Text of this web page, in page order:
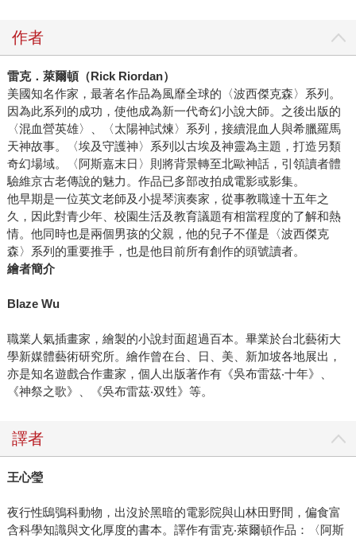
作者
雷克．萊爾頓（Rick Riordan）
美國知名作家，最著名作品為風靡全球的〈波西傑克森〉系列。
因為此系列的成功，使他成為新一代奇幻小說大師。之後出版的
〈混血營英雄〉、〈太陽神試煉〉系列，接續混血人與希臘羅馬
天神故事。〈埃及守護神〉系列以古埃及神靈為主題，打造另類
奇幻場域。〈阿斯嘉末日〉則將背景轉至北歐神話，引領讀者體
驗維京古老傳說的魅力。作品已多部改拍成電影或影集。
他早期是一位英文老師及小提琴演奏家，從事教職達十五年之
久，因此對青少年、校園生活及教育議題有相當程度的了解和熱
情。他同時也是兩個男孩的父親，他的兒子不僅是〈波西傑克
森〉系列的重要推手，也是他目前所有創作的頭號讀者。
繪者簡介
Blaze Wu
職業人氣插畫家，繪製的小說封面超過百本。畢業於台北藝術大
學新媒體藝術研究所。繪作曾在台、日、美、新加坡各地展出，
亦是知名遊戲合作畫家，個人出版著作有《吳布雷茲‧十年》、
《神祭之歌》、《吳布雷茲‧双甡》等。
譯者
王心瑩
夜行性鴟鴞科動物，出沒於黑暗的電影院與山林田野間，偏食富
含科學知識與文化厚度的書本。譯作有雷克‧萊爾頓作品：〈阿斯